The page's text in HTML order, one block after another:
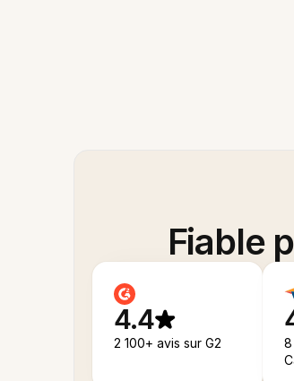
Fiable
4.4
2 100+ avis sur G2
8